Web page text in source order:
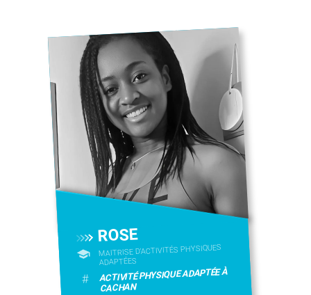
ROSE
MAITRISE D'ACTIVITÉS PHYSIQUES
ADAPTÉES
# ACTIVITÉ PHYSIQUE ADAPTÉE À
CACHAN